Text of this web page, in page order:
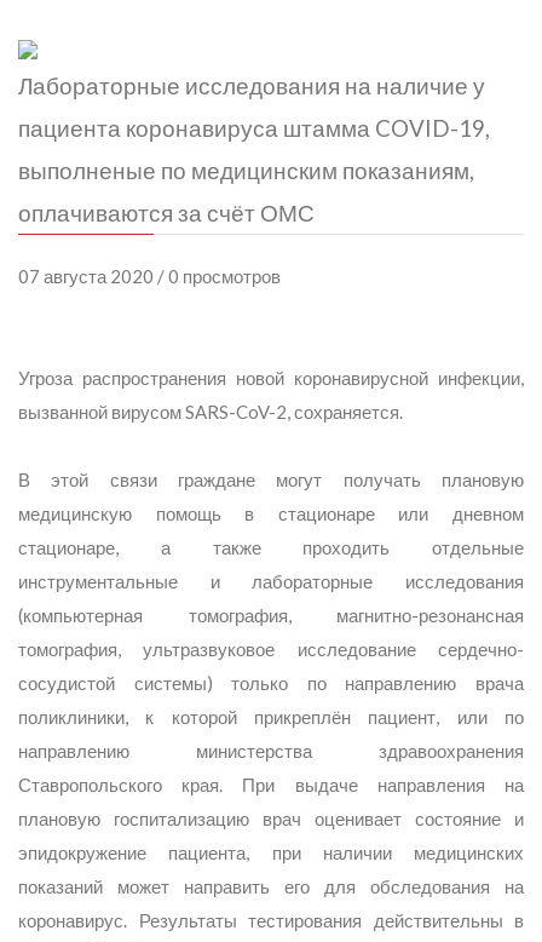
Лабораторные исследования на наличие у
пациента коронавируса штамма COVID-19,
выполненые по медицинским показаниям,
оплачиваются за счёт ОМС
07 августа 2020 / 0 просмотров
Угроза распространения новой коронавирусной инфекции,
вызванной вирусом SARS-CoV-2, сохраняется.
В этой связи граждане могут получать плановую
медицинскую помощь в стационаре или дневном
стационаре, а также проходить отдельные
инструментальные и лабораторные исследования
(компьютерная томография, магнитно-резонансная
томография, ультразвуковое исследование сердечно-
сосудистой системы) только по направлению врача
поликлиники, к которой прикреплён пациент, или по
направлению министерства здравоохранения
Ставропольского края. При выдаче направления на
плановую госпитализацию врач оценивает состояние и
эпидокружение пациента, при наличии медицинских
показаний может направить его для обследования на
коронавирус. Результаты тестирования действительны в